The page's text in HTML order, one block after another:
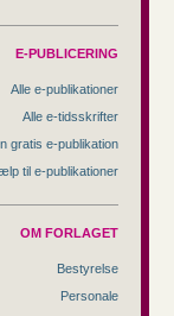
E-PUBLICERING
Alle e-publikationer
Alle e-tidsskrifter
gratis e-publikation
til e-publikationer
OM FORLAGET
Bestyrelse
Personale